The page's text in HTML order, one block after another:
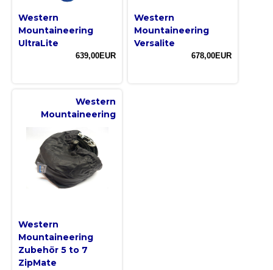
Western
Mountaineering
UltraLite
639,00EUR
Western
Mountaineering
Versalite
678,00EUR
Western
Mountaineering
Western
Mountaineering
Zubehör 5 to 7
ZipMate